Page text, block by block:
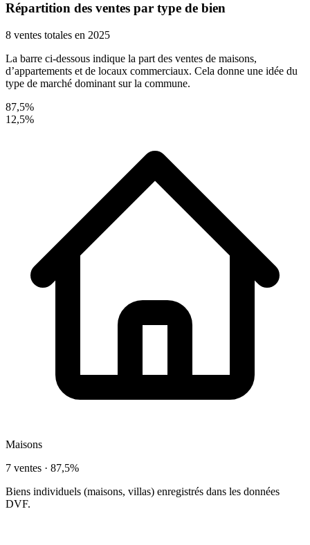
Répartition des ventes par type de bien
8 ventes totales en 2025
La barre ci-dessous indique la part des ventes de maisons,
d’appartements et de locaux commerciaux. Cela donne une idée du
type de marché dominant sur la commune.
87,5%
12,5%
Maisons
7 ventes · 87,5%
Biens individuels (maisons, villas) enregistrés dans les données
DVF.